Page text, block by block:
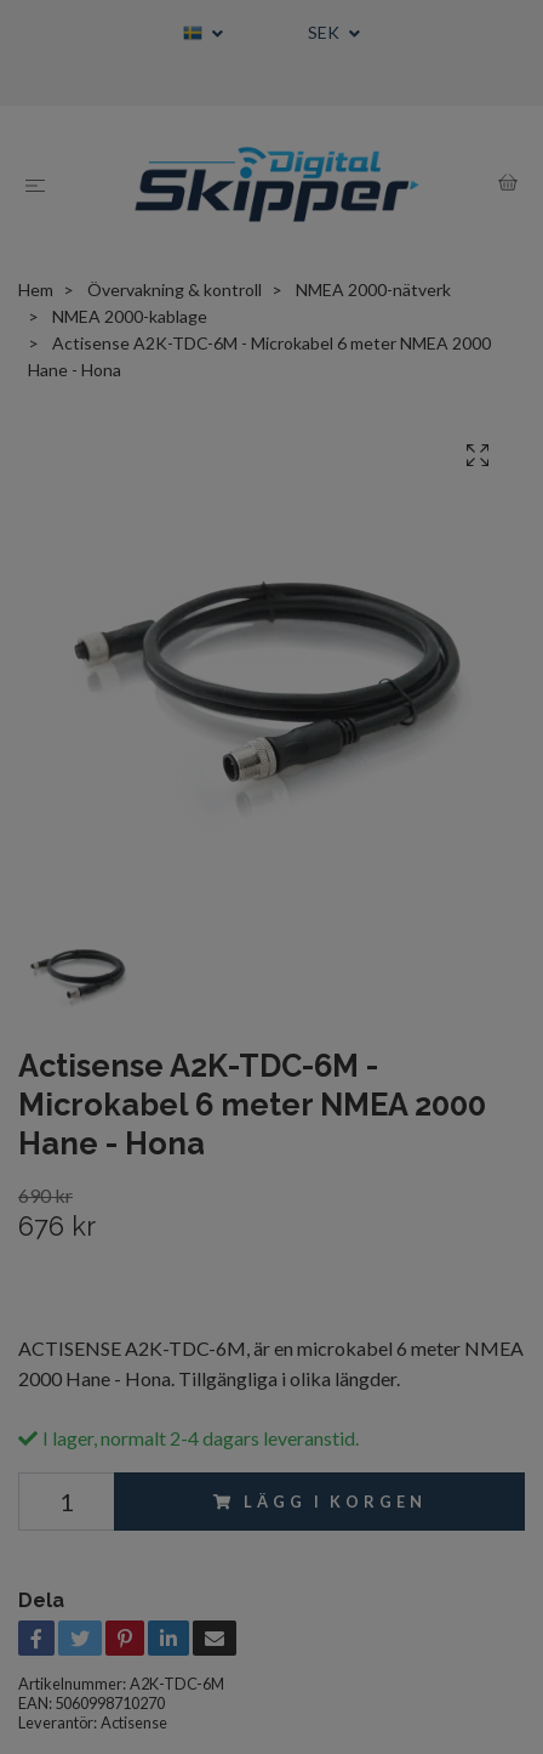
SEK
Hem Övervakning & kontroll
NMEA 2000-nätverk
NMEA 2000-kablage
Actisense A2K-TDC-6M - Microkabel 6 meter NMEA 2000
Hane - Hona
Actisense A2K-TDC-6M -
Microkabel 6 meter NMEA 2000
Hane - Hona
690 kr
676 kr
ACTISENSE A2K-TDC-6M, är en microkabel 6 meter NMEA
2000 Hane - Hona. Tillgängliga i olika längder.
I lager, normalt 2-4 dagars leveranstid.
LÄGG I KORGEN
Dela
Artikelnummer:A2K-TDC-6M
EAN: 5060998710270
Leverantör:Actisense